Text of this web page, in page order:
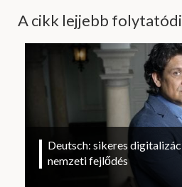
A cikk lejjebb
Deutsch: sikeres
nemzeti fejlődés